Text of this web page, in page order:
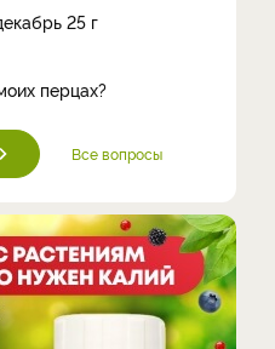
25 г
перцах?
Все вопросы